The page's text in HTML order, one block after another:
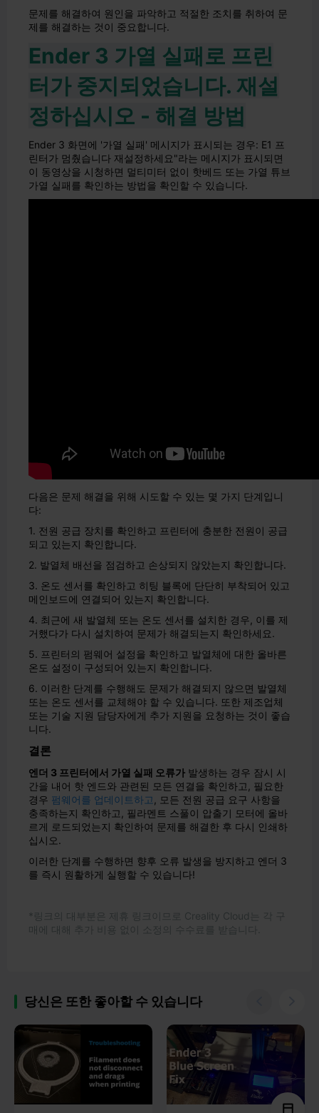
문제를 해결하여 원인을 파악하고 적절한 조치를 취하여 문
제를 해결하는 것이 중요합니다.
Ender 3 가열 실패로 프린
터가 중지되었습니다. 재설
정하십시오 - 해결 방법
Ender 3 화면에 '가열 실패' 메시지가 표시되는 경우: E1 프
린터가 멈췄습니다 재설정하세요"라는 메시지가 표시되면
이 동영상을 시청하면 멀티미터 없이 핫베드 또는 가열 튜브
가열 실패를 확인하는 방법을 확인할 수 있습니다.
다음은 문제 해결을 위해 시도할 수 있는 몇 가지 단계입니
다:
1. 전원 공급 장치를 확인하고 프린터에 충분한 전원이 공급
되고 있는지 확인합니다.
2. 발열체 배선을 점검하고 손상되지 않았는지 확인합니다.
3. 온도 센서를 확인하고 히팅 블록에 단단히 부착되어 있고
메인보드에 연결되어 있는지 확인합니다.
4. 최근에 새 발열체 또는 온도 센서를 설치한 경우, 이를 제
거했다가 다시 설치하여 문제가 해결되는지 확인하세요.
5. 프린터의 펌웨어 설정을 확인하고 발열체에 대한 올바른
온도 설정이 구성되어 있는지 확인합니다.
6. 이러한 단계를 수행해도 문제가 해결되지 않으면 발열체
또는 온도 센서를 교체해야 할 수 있습니다. 또한 제조업체
또는 기술 지원 담당자에게 추가 지원을 요청하는 것이 좋습
니다.
결론
엔더 3 프린터에서 가열 실패 오류가 발생하는 경우 잠시 시
간을 내어 핫 엔드와 관련된 모든 연결을 확인하고, 필요한
경우 펌웨어를 업데이트하고
, 모든 전원 공급 요구 사항을
충족하는지 확인하고, 필라멘트 스풀이 압출기 모터에 올바
르게 로드되었는지 확인하여 문제를 해결한 후 다시 인쇄하
십시오.
이러한 단계를 수행하면 향후 오류 발생을 방지하고 엔더 3
를 즉시 원활하게 실행할 수 있습니다!
*링크의 대부분은 제휴 링크이므로 Creality Cloud는 각 구
매에 대해 추가 비용 없이 소정의 수수료를 받습니다.
당신은 또한 좋아할 수 있습니다